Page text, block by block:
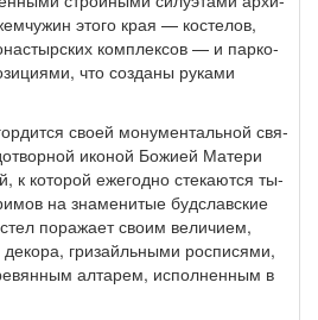
это­го края — ко­сте­лов,
ком­плек­сов — и пар­ко­
что со­зда­ны ру­ка­ми
сво­ей мо­ну­мен­таль­ной свя­
ико­ной Бо­жи­ей Ма­те­ри
к ко­то­рой еже­год­но сте­ка­ют­ся ты­
на зна­ме­ни­тые буд­слав­ские
по­ра­жа­ет сво­им ве­ли­чи­ем,
гри­зайль­ны­ми рос­пи­ся­ми,
ал­та­рем, ис­пол­нен­ным в